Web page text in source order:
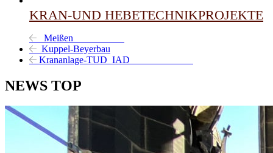
KRAN-UND HEBETECHNIKPROJEKTE
Meißen
Kuppel-Beyerbau
Krananlage-TUD_IAD
NEWS TOP